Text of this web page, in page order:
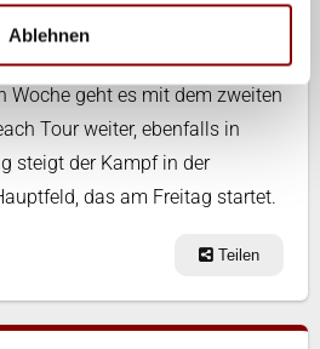
Ablehnen
war die zusätzliche
ein klarer Faktor.
Woche geht es mit dem zweiten
Tour weiter, ebenfalls in
steigt der Kampf in der
das am Freitag startet.
Teilen